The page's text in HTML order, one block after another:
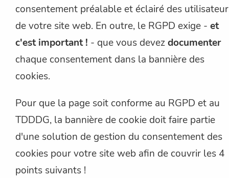
consentement préalable et éclairé des
de votre site web. En outre, le RGPD exige - et
c'est important ! - que vous devezdocumenter
chaque consentement dans la bannière des
cookies.
Pour que la page soit conforme au RGPD et au
TDDDG, la bannière de cookie doit faire partie
d'une solution de gestion du consentement des
cookies pour votre site web afin de couvrir les 4
points suivants !